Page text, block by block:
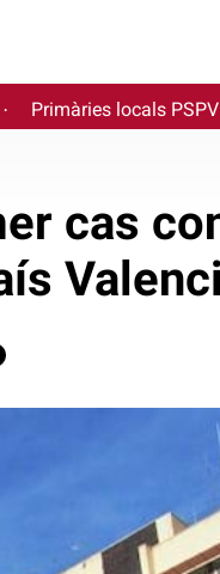
· Primàries locals PSPV
cas